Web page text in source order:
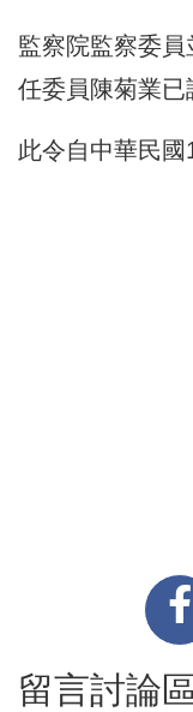
監察院監察委
任委員陳菊業已
此令自中華民國
留言討論區